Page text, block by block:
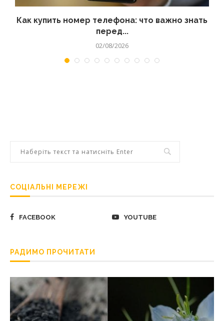
Как купить номер телефона: что важно знать
перед...
02/08/2026
СОЦІАЛЬНІ МЕРЕЖІ
FACEBOOK YOUTUBE
РАДИМО ПРОЧИТАТИ